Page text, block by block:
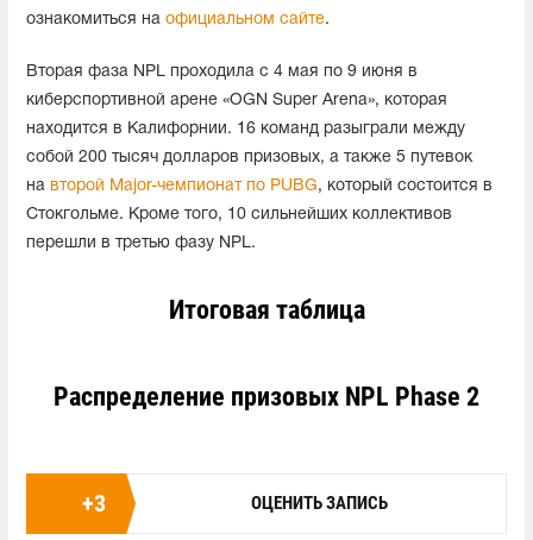
ознакомиться на официальном сайте.
Вторая фаза NPL проходила с 4 мая по 9 июня в
киберспортивной арене «OGN Super Arena», которая
находится в Калифорнии. 16 команд разыграли между
собой 200 тысяч долларов призовых, а также 5 путевок
на второй Major-чемпионат по PUBG, который состоится в
Стокгольме. Кроме того, 10 сильнейших коллективов
перешли в третью фазу NPL.
Итоговая таблица
Распределение призовых NPL Phase 2
+3 ОЦЕНИТЬ ЗАПИСЬ